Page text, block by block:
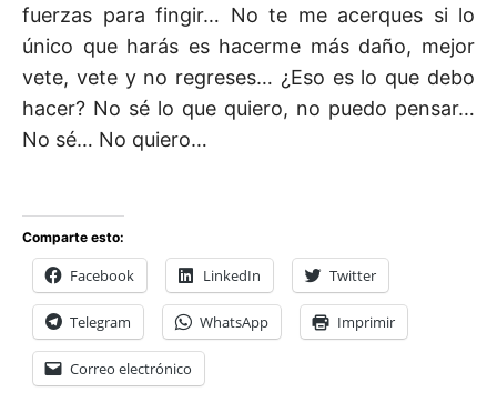
fuerzas para fingir… No te me acerques si lo
único que harás es hacerme más daño, mejor
vete, vete y no regreses… ¿Eso es lo que debo
hacer? No sé lo que quiero, no puedo pensar…
No sé… No quiero…
Comparte esto:
Facebook LinkedIn Twitter
Telegram WhatsApp Imprimir
Correo electrónico